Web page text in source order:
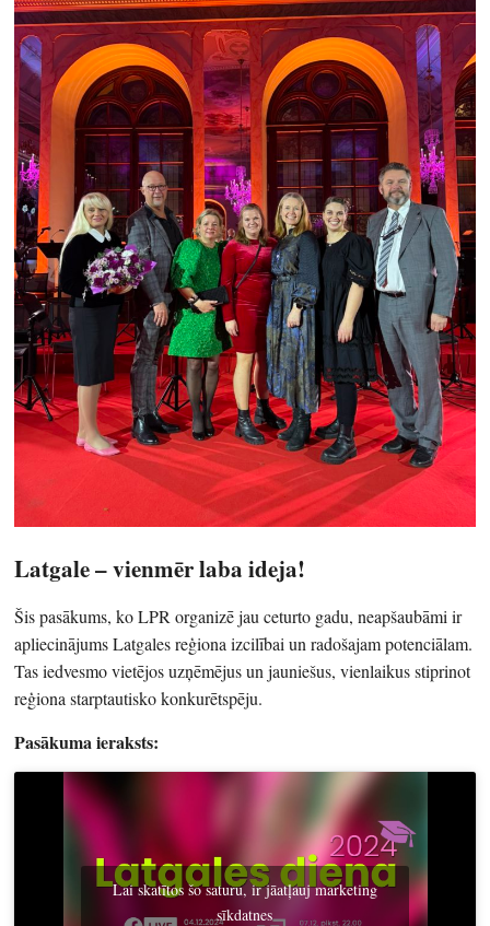
Latgale – vienmēr laba ideja!
Šis pasākums, ko LPR organizē jau ceturto gadu, neapšaubāmi ir
apliecinājums Latgales reģiona izcilībai un radošajam potenciālam.
Tas iedvesmo vietējos uzņēmējus un jauniešus, vienlaikus stiprinot
reģiona starptautisko konkurētspēju.
Pasākuma ieraksts:
Lai skatītos šo saturu, ir jāatļauj marketing
sīkdatnes